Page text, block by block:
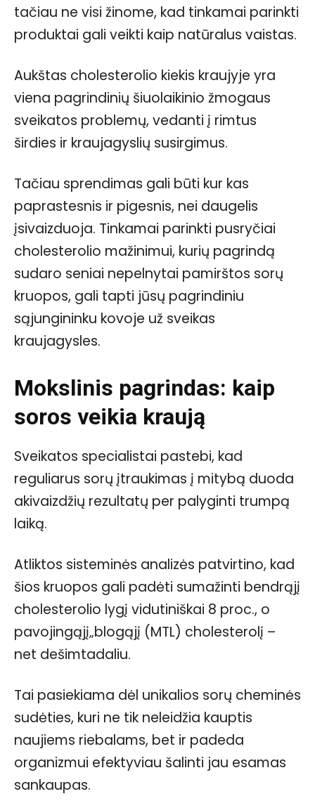
tačiau ne visi žinome, kad tinkamai parinkti
produktai gali veikti kaip natūralus vaistas.
Aukštas cholesterolio kiekis kraujyje yra
viena pagrindinių šiuolaikinio žmogaus
sveikatos problemų, vedanti į rimtus
širdies ir kraujagyslių susirgimus.
Tačiau sprendimas gali būti kur kas
paprastesnis ir pigesnis, nei daugelis
įsivaizduoja. Tinkamai parinkti pusryčiai
cholesterolio mažinimui, kurių pagrindą
sudaro seniai nepelnytai pamirštos sorų
kruopos, gali tapti jūsų pagrindiniu
sąjungininku kovoje už sveikas
kraujagysles.
Mokslinis pagrindas: kaip
soros veikia kraują
Sveikatos specialistai pastebi, kad
reguliarus sorų įtraukimas į mitybą duoda
akivaizdžių rezultatų per palyginti trumpą
laiką.
Atliktos sisteminės analizės patvirtino, kad
šios kruopos gali padėti sumažinti bendrąjį
cholesterolio lygį vidutiniškai 8 proc., o
pavojingąjį„blogąjį (MTL) cholesterolį –
net dešimtadaliu.
Tai pasiekiama dėl unikalios sorų cheminės
sudėties, kuri ne tik neleidžia kauptis
naujiems riebalams, bet ir padeda
organizmui efektyviau šalinti jau esamas
sankaupas.